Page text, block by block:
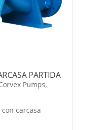
PARTIDA
Pumps,
carcasa